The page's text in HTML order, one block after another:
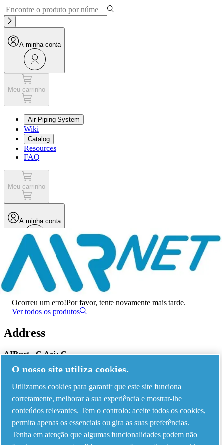
A minha conta
Meu carrinho
Air Piping System
Wiki
Catalog
Resources
FAQ
Meu carrinho
A minha conta
Menu
Ocorreu um erro
Ocorreu um erro!Por favor, tente novamente mais tarde.
Ver todos os produtos
Address
AIRnet - C.Aria.C
Via Selva Maiolo, 5/7 - 36075, Montecchio Maggiore, Vicenza Italy
Contact us
Piping Systems - click to see details
O nosso site utiliza cookies.
Utilizamos cookies para garantir que este site funciona
corretamente, melhorar a sua experiência e mostrar-lhe
conteúdos relevantes. Tem o controlo: aceite todos os cookies,
permita apenas os essenciais ou gira as suas preferências.
Tenha em atenção que algumas funcionalidades podem não